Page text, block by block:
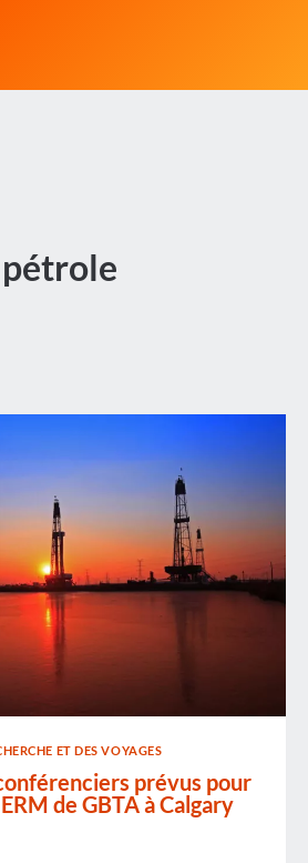
pétrole
ET DES VOYAGES
prévus pour
de GBTA à Calgary